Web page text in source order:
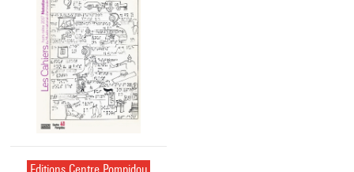
Editions Centre Pompidou